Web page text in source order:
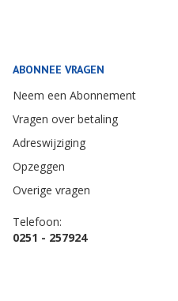
ABONNEE VRAGEN
Neem een Abonnement
Vragen over betaling
Adreswijziging
Opzeggen
Overige vragen
Telefoon:
0251 - 257924